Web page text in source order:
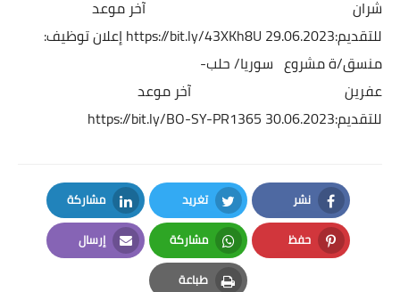
شران آخر موعد
للتقديم:29.06.2023
https://bit.ly/43XKh8Uإعلان توظيف:
منسق/ة مشروع سوريا/ حلب-
عفرين آخر موعد
للتقديم:30.06.2023
https://bit.ly/BO-SY-PR1365
نشر
Facebook
تغريد
Twitter
مشاركة
LinkedIn
حفظ
Pinterest
مشاركة
Whatsapp
إرسال
Email
طباعة